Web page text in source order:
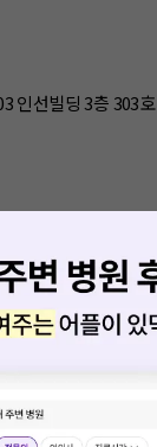
인선빌딩 3층 303호
요